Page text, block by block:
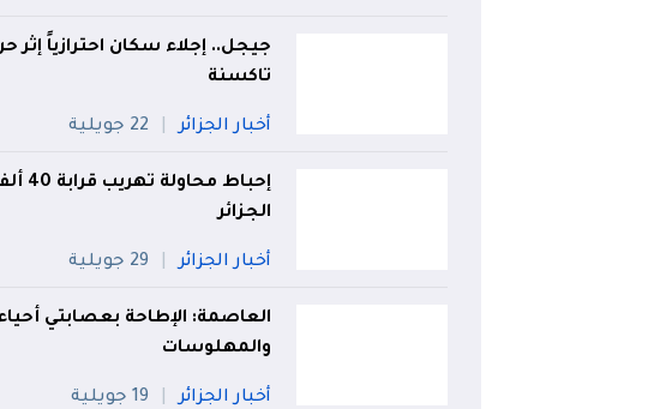
جيجل.. إجلاء سكان احترازياً إثر
تاكسنة
أخبار الجزائر 22 جويلية
الجزائر
أخبار الجزائر 29 جويلية
العاصمة: الإطاحة بعصابتي
والمهلوسات
أخبار الجزائر 19 جويلية